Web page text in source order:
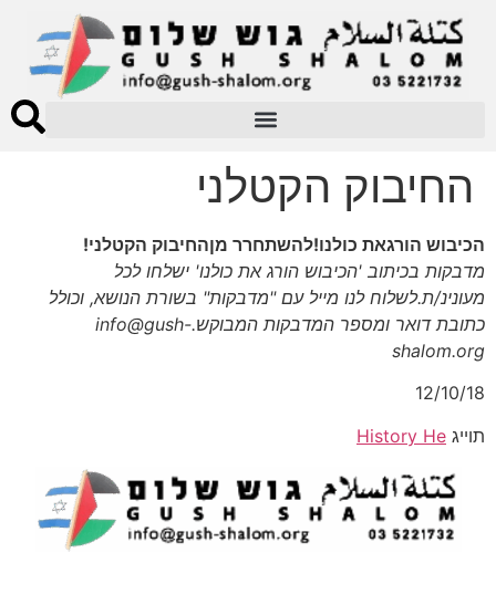
החיבוק הקטלני
הכיבוש הורגאת כולנו!להשתחרר מןהחיבוק הקטלני!
מדבקות בכיתוב 'הכיבוש הורג את כולנו' ישלחו לכל
מעונינ/ת.לשלוח לנו מייל עם "מדבקות" בשורת הנושא, וכולל
כתובת דואר ומספר המדבקות המבוקש.info@gush-
shalom.org
12/10/18
תוייג History He